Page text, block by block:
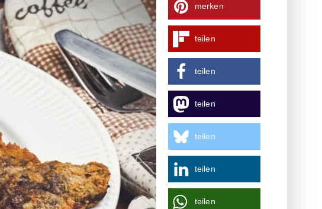
merken
teilen
teilen
teilen
teilen
teilen
teilen